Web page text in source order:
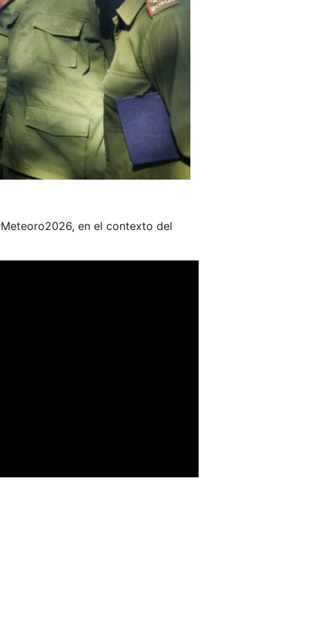
en el contexto del